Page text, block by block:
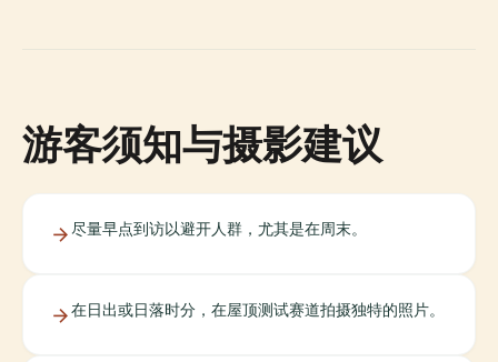
游客须知与摄影建议
尽量早点到访以避开人群，尤其是在周末。
在日出或日落时分，在屋顶测试赛道拍摄独特的照片。